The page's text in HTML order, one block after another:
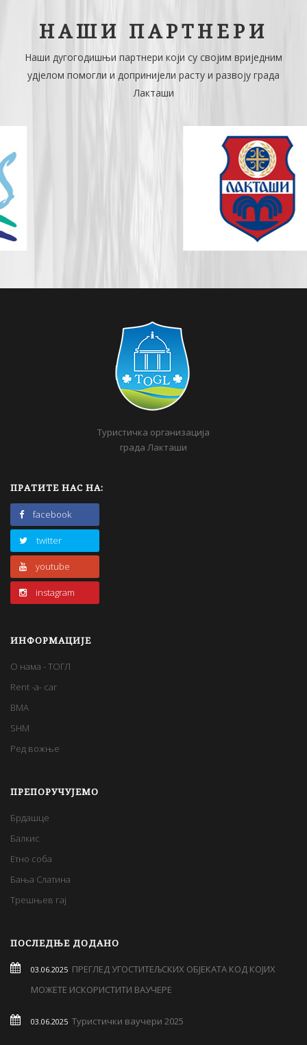
НАШИ ПАРТНЕРИ
Наши дугогодишњи партнери који су својим вриједним
удјелом помогли и допринијели расту и развоју града
Лакташи
Туристичка организација
града Лакташи
ПРАТИТЕ НАС НА:
facebook
twitter
youtube
instagram
ИНФОРМАЦИЈЕ
О нама - ТОГЛ
Rent -a- car
BMA
SHM
Ред вожње
ПРЕПОРУЧУЈЕМО
Брдашце
Балкис
Етно соба
Бања Слатина
Трешњев гај
ПОСЛЕДЊЕ ДОДАНО
03.06.2025 ПРЕГЛЕД УГОСТИТЕЉСКИХ ОБЈЕКАТА КОД КОЈИХ
МОЖЕТЕ ИСКОРИСТИТИ ВАУЧЕРЕ
03.06.2025 Туристички ваучери 2025